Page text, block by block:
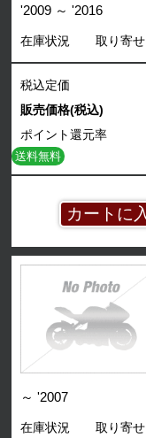
'2009 ～ '2016
在庫状況 取り寄せ
税込定価
販売価格(税込)
ポイント還元率
送料無料
～ '2007
在庫状況 取り寄せ